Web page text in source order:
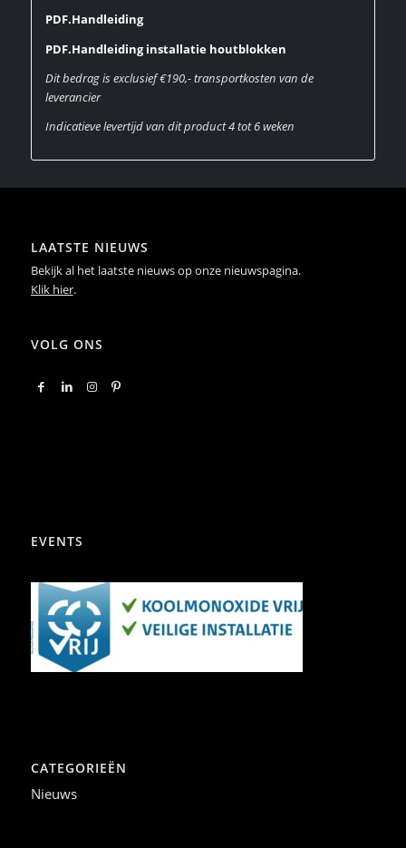
PDF.Handleiding
PDF.Handleiding installatie houtblokken
Dit bedrag is exclusief €190,- transportkosten van de
leverancier
Indicatieve levertijd van dit product 4 tot 6 weken
LAATSTE NIEUWS
Bekijk al het laatste nieuws op onze nieuwspagina.
Klik hier.
VOLG ONS
EVENTS
CATEGORIEËN
Nieuws